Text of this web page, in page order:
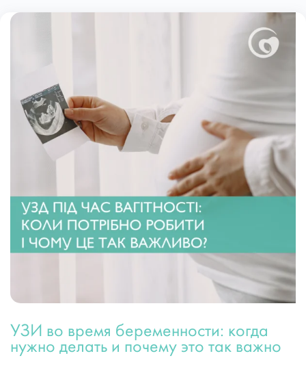
УЗИ во время беременности: когда
нужно делать и почему это так важно